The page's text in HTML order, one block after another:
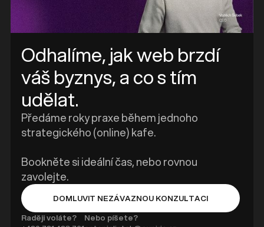
Odhalíme, jak web brzdí
váš byznys, a co s tím
udělat.
Předáme roky praxe během jednoho
strategického (online) kafe.
Bookněte si ideální čas, nebo rovnou
zavolejte.
DOMLUVIT NEZÁVAZNOU KONZULTACI
Raději voláte?
Nebo píšete?